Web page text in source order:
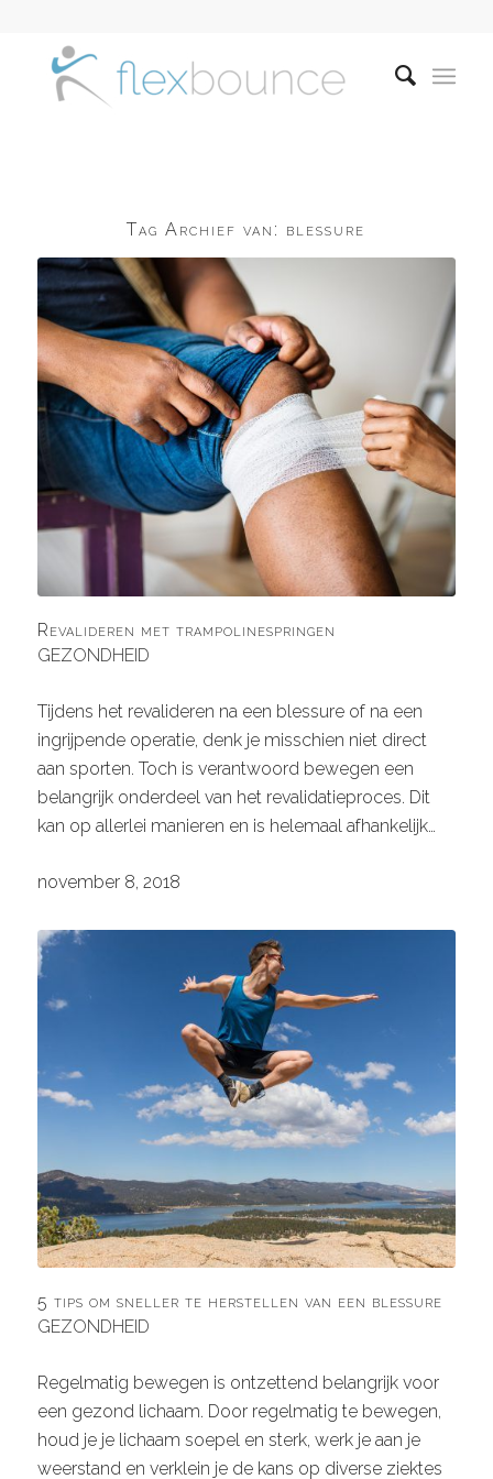
Tag Archief van: blessure
Revalideren met trampolinespringen
GEZONDHEID
Tijdens het revalideren na een blessure of na een
ingrijpende operatie, denk je misschien niet direct
aan sporten. Toch is verantwoord bewegen een
belangrijk onderdeel van het revalidatieproces. Dit
kan op allerlei manieren en is helemaal afhankelijk…
november 8, 2018
5 tips om sneller te herstellen van een blessure
GEZONDHEID
Regelmatig bewegen is ontzettend belangrijk voor
een gezond lichaam. Door regelmatig te bewegen,
houd je je lichaam soepel en sterk, werk je aan je
weerstand en verklein je de kans op diverse ziektes